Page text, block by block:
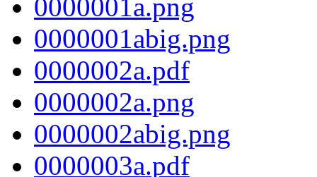
0000001a.png
0000001abig.png
0000002a.pdf
0000002a.png
0000002abig.png
0000003a.pdf